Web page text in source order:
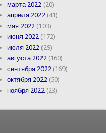
марта 2022 (20)
апреля 2022 (41)
мая 2022 (103)
июня 2022 (172)
июля 2022 (29)
августа 2022 (160)
сентября 2022 (169)
октября 2022 (50)
ноября 2022 (23)